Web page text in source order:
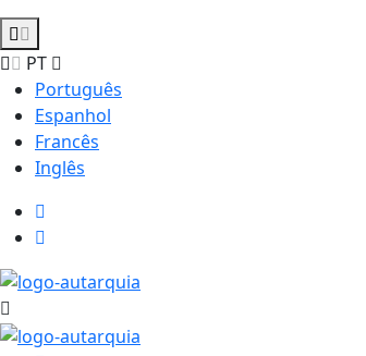
PT
Português
Espanhol
Francês
Inglês